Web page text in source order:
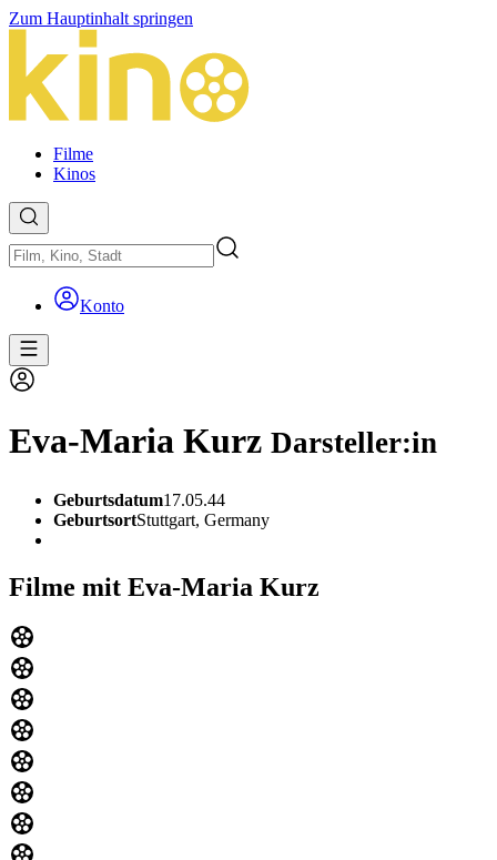
Zum Hauptinhalt springen
Filme
Kinos
Konto
Eva-Maria Kurz Darsteller:in
Geburtsdatum17.05.44
GeburtsortStuttgart, Germany
Filme mit Eva-Maria Kurz